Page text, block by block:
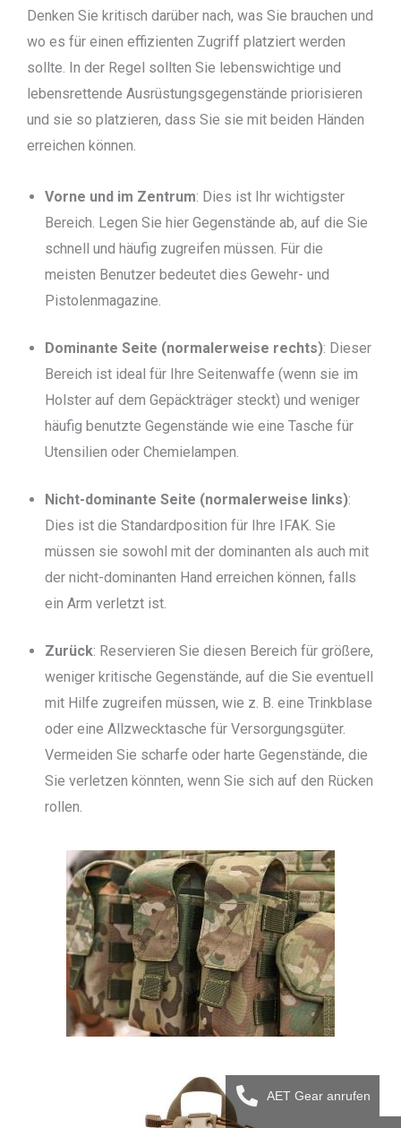
Denken Sie kritisch darüber nach, was Sie brauchen und
wo es für einen effizienten Zugriff platziert werden
sollte. In der Regel sollten Sie lebenswichtige und
lebensrettende Ausrüstungsgegenstände priorisieren
und sie so platzieren, dass Sie sie mit beiden Händen
erreichen können.
Vorne und im Zentrum: Dies ist Ihr wichtigster
Bereich. Legen Sie hier Gegenstände ab, auf die Sie
schnell und häufig zugreifen müssen. Für die
meisten Benutzer bedeutet dies Gewehr- und
Pistolenmagazine.
Dominante Seite (normalerweise rechts): Dieser
Bereich ist ideal für Ihre Seitenwaffe (wenn sie im
Holster auf dem Gepäckträger steckt) und weniger
häufig benutzte Gegenstände wie eine Tasche für
Utensilien oder Chemielampen.
Nicht-dominante Seite (normalerweise links):
Dies ist die Standardposition für Ihre IFAK. Sie
müssen sie sowohl mit der dominanten als auch mit
der nicht-dominanten Hand erreichen können, falls
ein Arm verletzt ist.
Zurück: Reservieren Sie diesen Bereich für größere,
weniger kritische Gegenstände, auf die Sie eventuell
mit Hilfe zugreifen müssen, wie z. B. eine Trinkblase
oder eine Allzwecktasche für Versorgungsgüter.
Vermeiden Sie scharfe oder harte Gegenstände, die
Sie verletzen könnten, wenn Sie sich auf den Rücken
rollen.
AET Gear anrufen